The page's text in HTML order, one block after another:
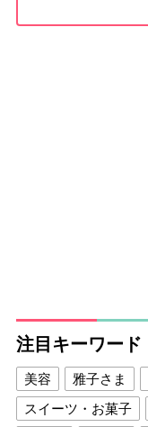
注目キーワード
美容 雅子さま
スイーツ・お菓子